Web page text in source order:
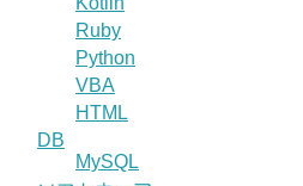
Ruby
Python
VBA
HTML
DB
MySQL